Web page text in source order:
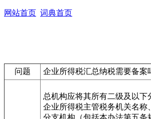
网站首页 词典首页
问题 企业所得税汇总纳税需要备案
总机构应将其所有二级及以
企业所得税主管税务机关名称
分支机构（包括本办法第五